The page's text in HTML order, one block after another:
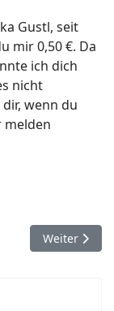
Gustl, seit
mir 0,50 €. Da
ich dich
nicht
wenn du
melden
Nächster
Weiter